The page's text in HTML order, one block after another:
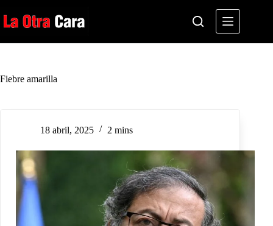
al
contenido
Fiebre amarilla
18 abril, 2025 2 mins